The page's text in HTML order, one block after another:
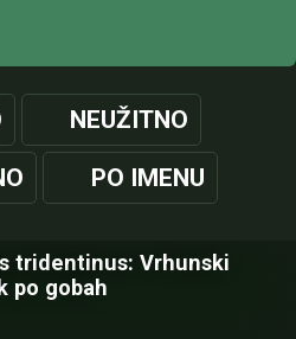
NEUŽITNO
PO IMENU
tridentinus: Vrhunski
po gobah